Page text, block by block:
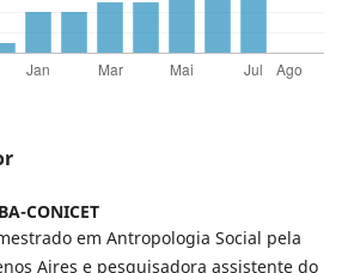
CONICET
em Antropologia Social pela
Aires e pesquisadora assistente do